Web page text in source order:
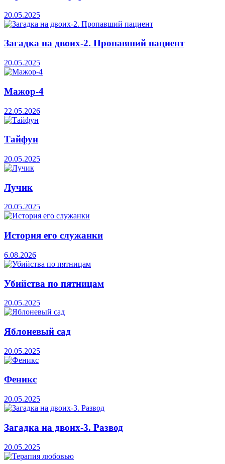
20.05.2025
Загадка на двоих-2. Пропавший пациент
20.05.2025
Мажор-4
22.05.2026
Тайфун
20.05.2025
Лучик
20.05.2025
История его служанки
6.08.2026
Убийства по пятницам
20.05.2025
Яблоневый сад
20.05.2025
Феникс
20.05.2025
Загадка на двоих-3. Развод
20.05.2025